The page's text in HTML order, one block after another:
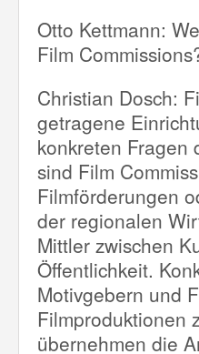
Otto Kettmann:
Film
Christian Dosch:
getragene
konkreten Fragen
sind Film
Filmförderungen
der regionalen
Mittler zwischen
Öffentlichkeit.
Motivgebern und
Filmproduktionen
übernehmen die